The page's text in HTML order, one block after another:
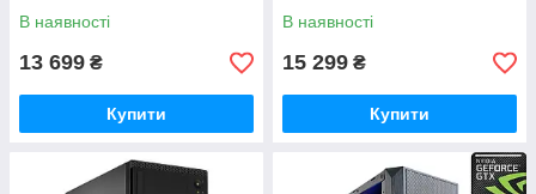
UHD Graphics 630)
Refurbished
В наявності
13 699 ₴
Купити
UHD Graphics 630)
Refurbished
В наявності
15 299 ₴
Купити